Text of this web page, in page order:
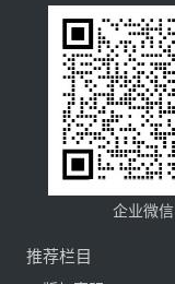
企业微信
推荐栏目